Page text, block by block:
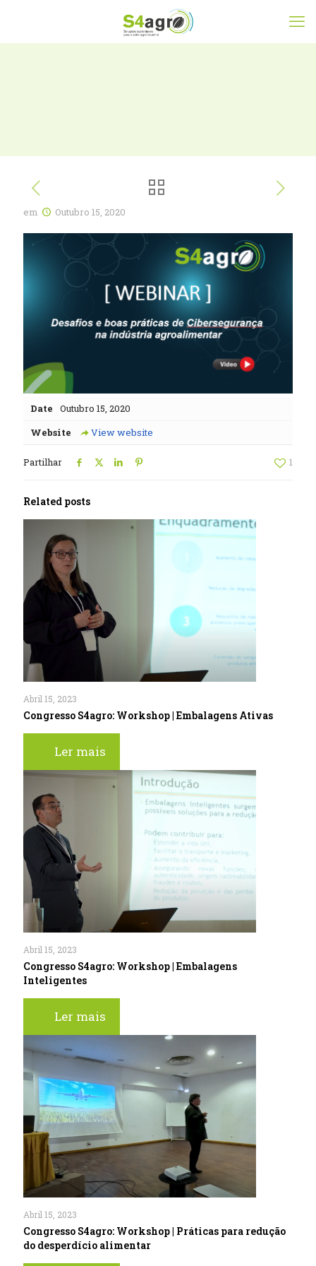
em Outubro 15, 2020
Date
Outubro 15, 2020
Website
View website
Partilhar 1
Related posts
Abril 15, 2023
Congresso S4agro: Workshop | Embalagens Ativas
Ler mais
Abril 15, 2023
Congresso S4agro: Workshop | Embalagens
Inteligentes
Ler mais
Abril 15, 2023
Congresso S4agro: Workshop | Práticas para redução
do desperdício alimentar